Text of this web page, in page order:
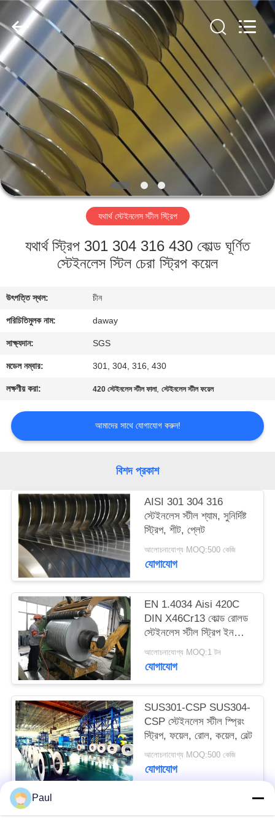
বাড়ি
পণ্য
ভিডিও
আমাদের
সম্পর্কে
কারখানা
মান
নিয়ন্ত্রণ
যোগাযোগ
করুন
উদ্ধৃতির
জন্য
সাইট
ম্যাপ
PRIVACY
POLICY
Guanglu
Co.,
Ltd.
All
Rights
Reserved.
যথার্থ স্টেইনলেস স্টীল স্ট্রিপ
যথার্থ স্ট্রিপ 301 304 316 430 কোল্ড ঘূর্ণিত
স্টেইনলেস স্টিল চেরা স্ট্রিপ কয়েল
উৎপত্তি স্থল: চীন
পরিচিতিমুলক নাম: daway
সাক্ষ্যদান: SGS
মডেল নম্বার: 301, 304, 316, 430
লক্ষণীয় করা: 420 স্টেইনলেস স্টীল ফালা,স্টেইনলেস স্টীল ফয়েল
আমাদের সাথে যোগাযোগ করুন!
বিশদ প্রকাশ
AISI 301 304 316
স্টেইনলেস স্টীল শ্যাম, সুনির্দিষ্ট
স্ট্রিপ, শীট, প্লেট
আলোচনাযোগ্য MOQ:500 কেজি
যোগাযোগ
EN 1.4034 Aisi 420C
DIN X46Cr13 কোল্ড রোলড
স্টেইনলেস স্টীল স্ট্রিপ ইন
আলোচনাযোগ্য MOQ:1 টন
যোগাযোগ
SUS301-CSP SUS304-
CSP স্টেইনলেস স্টীল স্প্রিং
স্ট্রিপ, ফয়েল, রোল, কয়েল, বেল্ট
আলোচনাযোগ্য MOQ:500 কেজি
যোগাযোগ
Paul